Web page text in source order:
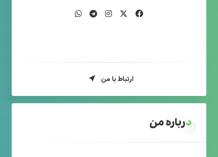
ارتباط با من
درباره من